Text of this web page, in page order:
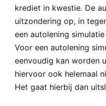
krediet in kwestie. De
uitzondering op, in
een autolening
Voor een autolening
eenvoudig kan worden
hiervoor ook helemaal
Het gaat hierbij dan